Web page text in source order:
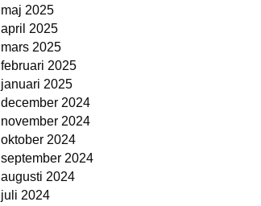
maj 2025
april 2025
mars 2025
februari 2025
januari 2025
december 2024
november 2024
oktober 2024
september 2024
augusti 2024
juli 2024